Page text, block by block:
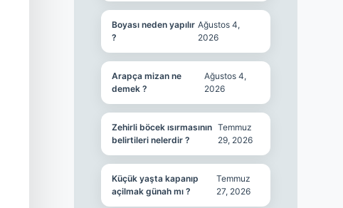
Boyası neden yapılır
?
Ağustos 4,
2026
Arapça mizan ne
demek ?
Ağustos 4,
2026
Zehirli böcek ısırmasının
belirtileri nelerdir ?
Temmuz
29, 2026
Küçük yaşta kapanıp
açilmak günah mı ?
Temmuz
27, 2026